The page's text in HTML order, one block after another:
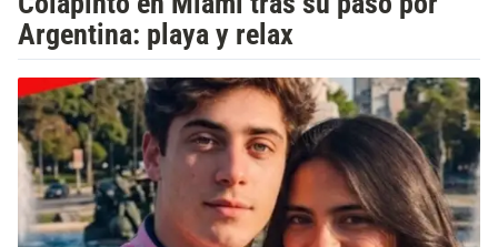
Argentina: playa y relax